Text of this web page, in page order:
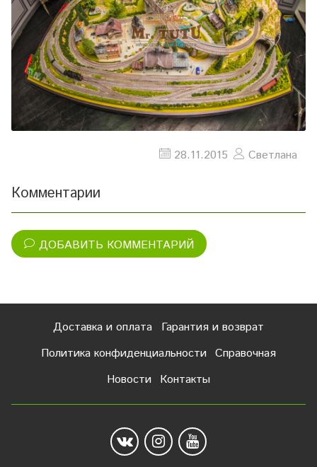
28.11.2015 Светлана
Комментарии
ДОБАВИТЬ КОММЕНТАРИЙ
Доставка и оплата
Гарантия и возврат
Политика конфиденциальности Справочная
Новости Контакты